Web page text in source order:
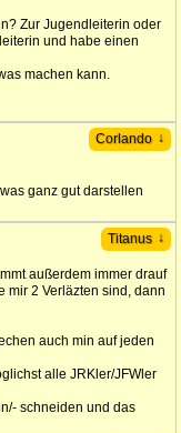
Zur Jugendleiterin oder
und habe einen
machen kann.
Corlando ↓
ganz gut darstellen
Titanus ↓
außerdem immer drauf
mir 2 Verläzten sind, dann
auch min auf jeden
alle JRKler/JFWler
schneiden und das